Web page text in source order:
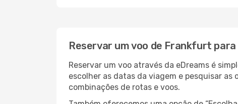
Reservar um voo de Frankfurt para
Reservar um voo através da eDreams é
escolher as datas da viagem e pesquisar
combinações de rotas e voos.